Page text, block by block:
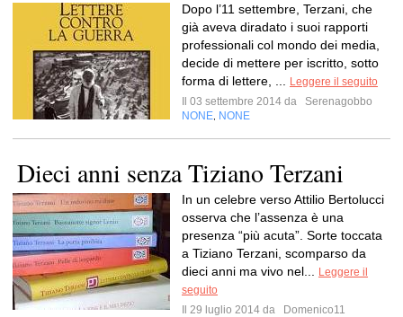
Dopo l’11 settembre, Terzani, che
già aveva diradato i suoi rapporti
professionali col mondo dei media,
decide di mettere per iscritto, sotto
forma di lettere, ...
Leggere il seguito
Il 03 settembre 2014 da
Serenagobbo
NONE NONE
Dieci anni senza Tiziano Terzani
In un celebre verso Attilio Bertolucci
osserva che l’assenza è una
presenza “più acuta”. Sorte toccata
a Tiziano Terzani, scomparso da
dieci anni ma vivo nel...
Leggere il
seguito
Il 29 luglio 2014 da
Domenico11